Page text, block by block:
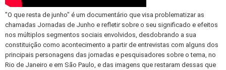
"O que resta de junho" é um documentário que visa problematizar as
chamadas Jornadas de Junho e refletir sobre o seu significado e efeitos
nos múltiplos segmentos sociais envolvidos, desdobrando a sua
constituição como acontecimento a partir de entrevistas com alguns dos
principais personagens das jornadas e pesquisadores sobre o tema, no
Rio de Janeiro e em São Paulo, e das imagens que restaram dessas que